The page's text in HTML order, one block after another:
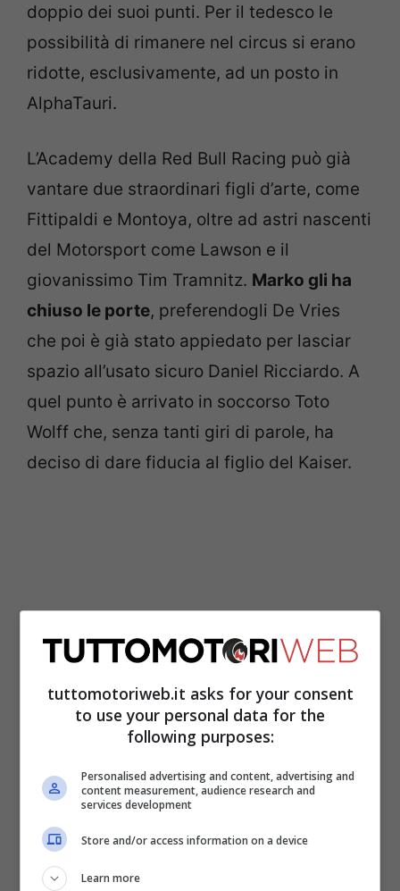
doppio dei suoi punti. Per il tedesco le
possibilità di rimanere nel circus si erano
ridotte, esclusivamente, ad un posto in
AlphaTauri.
L’Academy della Red Bull Racing può già
vantare due straordinari figli d’arte, come
Fittipaldi e Montoya, oltre ad astri nascenti
del Motorsport come Lawson e il
giovanissimo Tim Tramnitz. Marko gli ha
chiuso le porte, preferendogli De Vries
che poi è già stato appiedato per lasciar
spazio all’usato sicuro Daniel Ricciardo. A
quel punto è arrivato in soccorso Toto
Wolff che, senza tanti giri di parole, ha
deciso di dare fiducia al figlio del Kaiser.
Mick è diventato il reverse driver della
casa di Stoccarda in F1, alle spalle di Lewis
Hamilton e George Russell.
avuto mezza chance di fare il suo esordio
in Mercedes.Si è anche un po’ stancato di
tuttomotoriweb.it asks for your consent
to use your personal data for the
following purposes:
Personalised advertising and content, advertising and
content measurement, audience research and
services development
Store and/or access information on a device
Learn more